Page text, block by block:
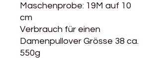
Maschenprobe: 19M auf 10
cm
Verbrauch für einen
Damenpullover Grösse 38 ca.
550g